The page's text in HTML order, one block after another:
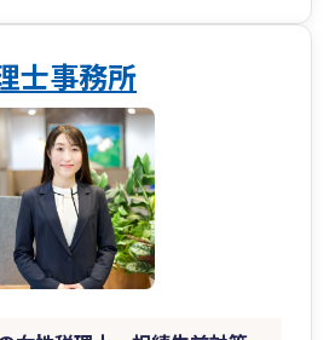
の経験がなくても入力が簡単
会計マニュアル”を、弥生会
である税理士が作成いたしま
た！」「無駄な作業が減っ
す。
士事務所